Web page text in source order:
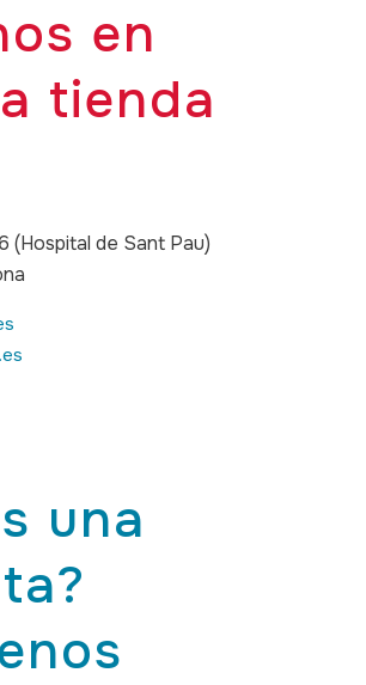
en
tienda
(Hospital de Sant Pau)
una